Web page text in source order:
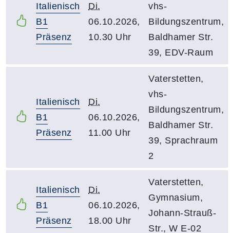
Italienisch
B1
Präsenz
Di.
06.10.2026,
10.30 Uhr
vhs-
Bildungszentrum,
Baldhamer Str.
39, EDV-Raum
Italienisch
B1
Präsenz
Di.
06.10.2026,
11.00 Uhr
Vaterstetten,
vhs-
Bildungszentrum,
Baldhamer Str.
39, Sprachraum
2
Italienisch
B1
Präsenz
Di.
06.10.2026,
18.00 Uhr
Vaterstetten,
Gymnasium,
Johann-Strauß-
Str., W E-02